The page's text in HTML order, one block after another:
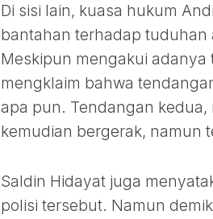
Di sisi lain, kuasa hukum
bantahan terhadap tuduhan
Meskipun mengakui
mengklaim bahwa
apa pun. Tendangan
kemudian bergerak, namun
Saldin Hidayat juga
polisi tersebut. Namun